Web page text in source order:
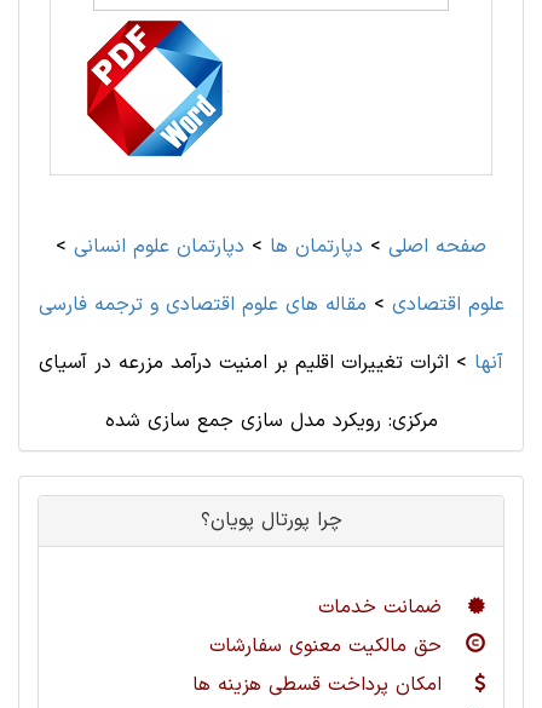
صفحه اصلی > دپارتمان ها > دپارتمان علوم انسانی >
علوم اقتصادی > مقاله های علوم اقتصادی و ترجمه فارسی
آنها > اثرات تغییرات اقلیم بر امنیت درآمد مزرعه در آسیای
مرکزی: رویکرد مدل سازی جمع سازی شده
چرا پورتال پویان؟
ضمانت خدمات
حق مالکیت معنوی سفارشات
امکان پرداخت قسطی هزینه ها